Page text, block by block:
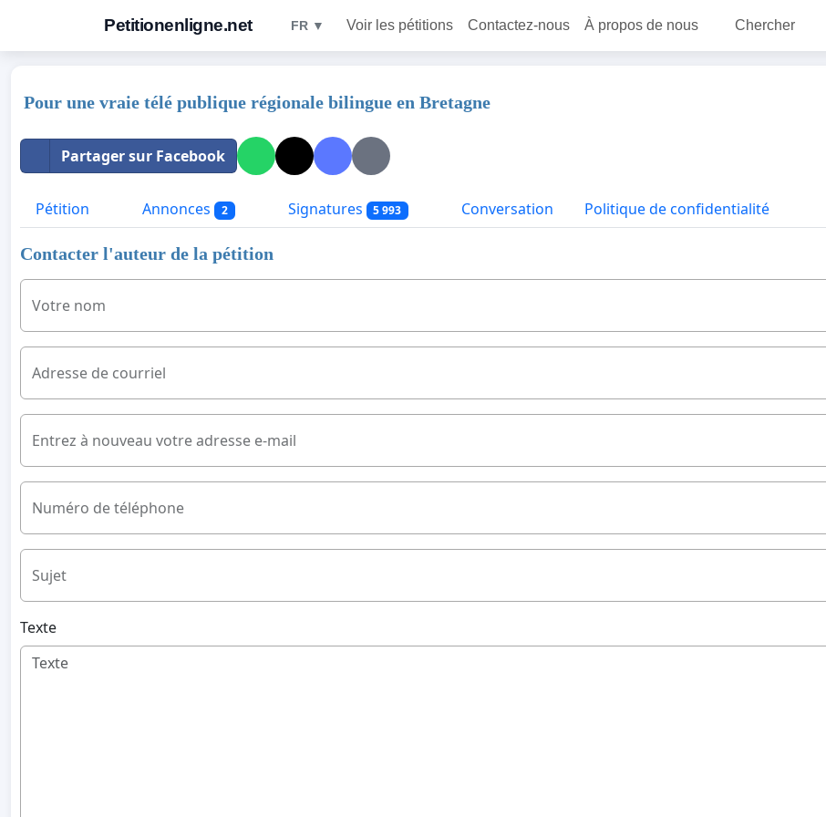
Petitionenligne.net FR ▼ Voir les pétitions Contactez-nous À propos de nous Chercher
Pour une vraie télé publique régionale bilingue en Bretagne
Partager sur Facebook
Pétition Annonces 2 Signatures 5 993 Conversation Politique de confidentialité
Contacter l'auteur de la pétition
Votre nom
Adresse de courriel
Entrez à nouveau votre adresse e-mail
Numéro de téléphone
Sujet
Texte